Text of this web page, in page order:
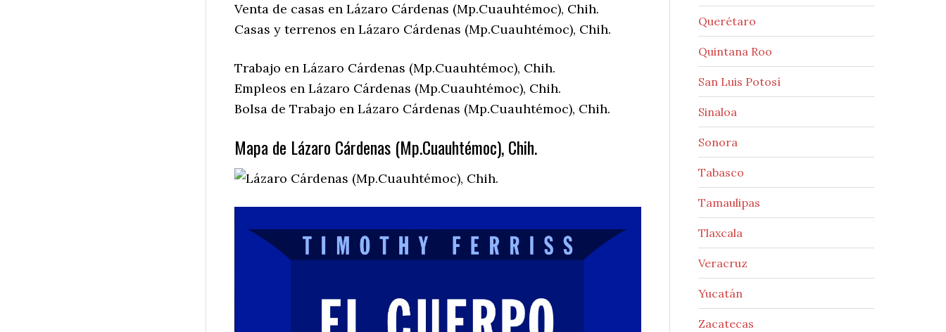
Venta de casas en Lázaro Cárdenas (Mp.Cuauhtémoc), Chih.
Casas y terrenos en Lázaro Cárdenas (Mp.Cuauhtémoc), Chih.
Trabajo en Lázaro Cárdenas (Mp.Cuauhtémoc), Chih.
Empleos en Lázaro Cárdenas (Mp.Cuauhtémoc), Chih.
Bolsa de Trabajo en Lázaro Cárdenas (Mp.Cuauhtémoc), Chih.
Mapa de Lázaro Cárdenas (Mp.Cuauhtémoc), Chih.
Querétaro
Quintana Roo
San Luis Potosí
Sinaloa
Sonora
Tabasco
Tamaulipas
Tlaxcala
Veracruz
Yucatán
Zacatecas